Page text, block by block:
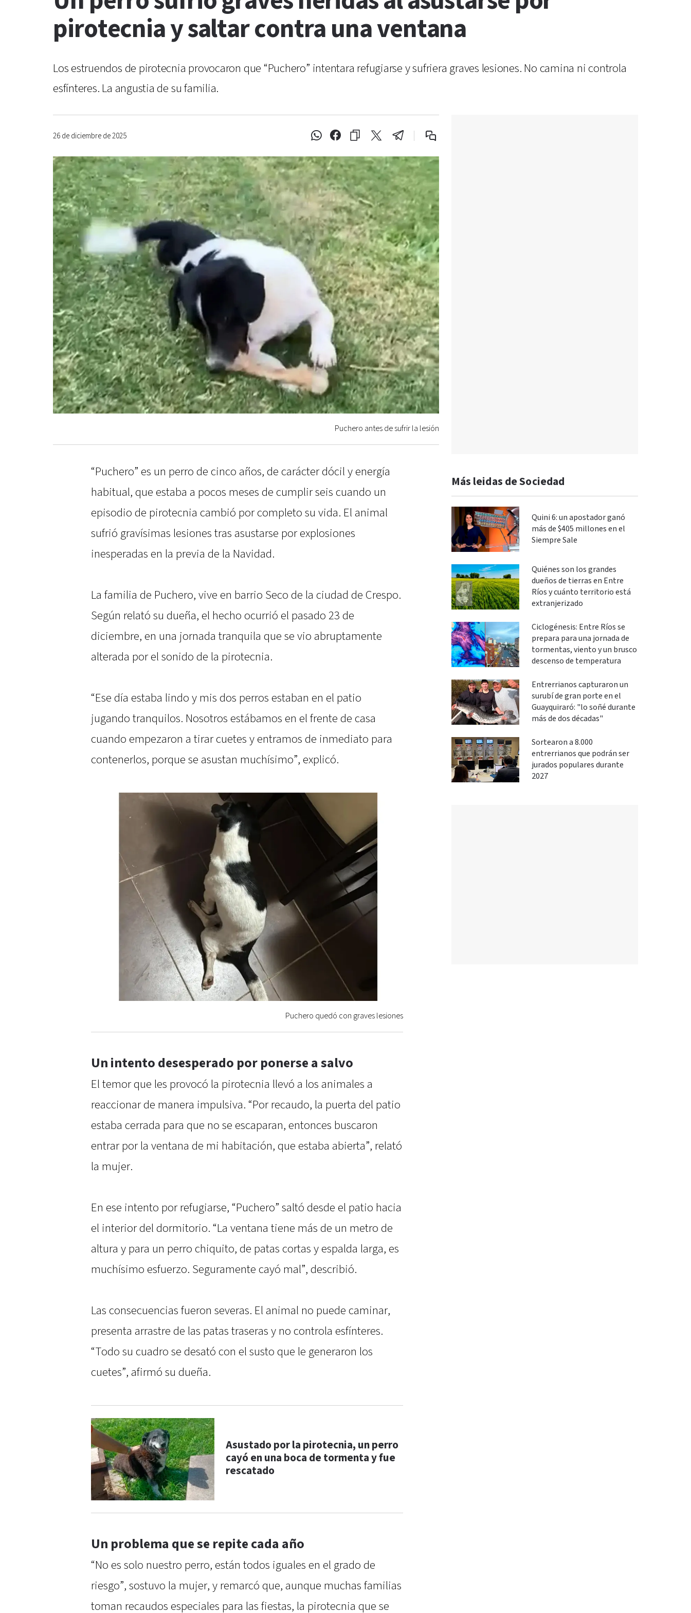
pirotecnia y saltar contra una ventana
Los estruendos de pirotecnia provocaron que “Puchero” intentara refugiarse y sufriera graves lesiones. No camina ni controla
esfínteres. La angustia de su familia.
26 de diciembre de 2025
Puchero antes de sufrir la lesión
“Puchero” es un perro de cinco años, de carácter dócil y energía
habitual, que estaba a pocos meses de cumplir seis cuando un
episodio de pirotecnia cambió por completo su vida. El animal
sufrió gravísimas lesiones tras asustarse por explosiones
inesperadas en la previa de la Navidad.
La familia de Puchero, vive en barrio Seco de la ciudad de Crespo.
Según relató su dueña, el hecho ocurrió el pasado 23 de
diciembre, en una jornada tranquila que se vio abruptamente
alterada por el sonido de la pirotecnia.
“Ese día estaba lindo y mis dos perros estaban en el patio
jugando tranquilos. Nosotros estábamos en el frente de casa
cuando empezaron a tirar cuetes y entramos de inmediato para
contenerlos, porque se asustan muchísimo”, explicó.
Puchero quedó con graves lesiones
Un intento desesperado por ponerse a salvo
El temor que les provocó la pirotecnia llevó a los animales a
reaccionar de manera impulsiva. “Por recaudo, la puerta del patio
estaba cerrada para que no se escaparan, entonces buscaron
entrar por la ventana de mi habitación, que estaba abierta”, relató
la mujer.
En ese intento por refugiarse, “Puchero” saltó desde el patio hacia
el interior del dormitorio. “La ventana tiene más de un metro de
altura y para un perro chiquito, de patas cortas y espalda larga, es
muchísimo esfuerzo. Seguramente cayó mal”, describió.
Las consecuencias fueron severas. El animal no puede caminar,
presenta arrastre de las patas traseras y no controla esfínteres.
“Todo su cuadro se desató con el susto que le generaron los
cuetes”, afirmó su dueña.
Asustado por la pirotecnia, un perro
cayó en una boca de tormenta y fue
rescatado
Un problema que se repite cada año
“No es solo nuestro perro, están todos iguales en el grado de
riesgo”, sostuvo la mujer, y remarcó que, aunque muchas familias
toman recaudos especiales para las fiestas, la pirotecnia que se
Más leidas de Sociedad
Quini 6: un apostador ganó
más de $405 millones en el
Siempre Sale
Quiénes son los grandes
dueños de tierras en Entre
Ríos y cuánto territorio está
extranjerizado
Ciclogénesis: Entre Ríos se
prepara para una jornada de
tormentas, viento y un brusco
descenso de temperatura
Entrerrianos capturaron un
surubí de gran porte en el
Guayquiraró: "lo soñé durante
más de dos décadas"
Sortearon a 8.000
entrerrianos que podrán ser
jurados populares durante
2027